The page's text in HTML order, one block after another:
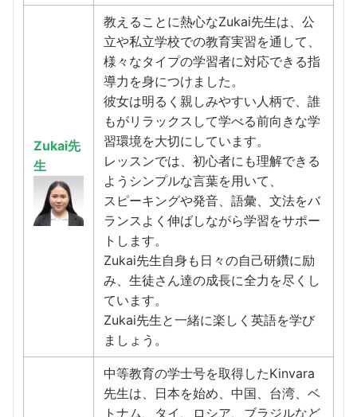
Zukai先
生
教えることに熱心なZukai先生は、公
立や私立学校での教育実習を通して、
様々なタイプの学習者に対応できる指
導力を身につけました。
彼女は明るく親しみやすい人柄で、誰
もがリラックスして学べる前向きな学
習環境を大切にしています。
レッスンでは、初心者にも理解できる
ようシンプルな言葉を用いて、
スピーキングや発音、語彙、文法をバ
ランスよく伸ばしながら学習をサポー
トします。
Zukai先生自身も日々の自己研鑽に励
み、生徒さん達の成長に全力を尽くし
ています。
Zukai先生と一緒に楽しく英語を学び
ましょう。
中等教育の学士号を取得したKinvara
先生は、日本を始め、中国、台湾、ベ
トナム、タイ、ロシア、ブラジルなど